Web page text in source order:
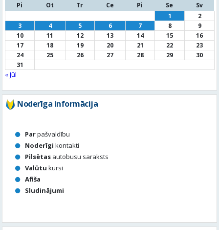
Pi Ot Tr Ce Pi Se
Sv
1
2
3
4 5 6 7 8
9
10
11 12 13 14 15
16
17
18 19 20 21 22
23
24
25 26 27 28 29
30
31
« Jūl
Noderīga informācija
Parpašvaldību
Noderīgi kontakti
Pilsētas autobusu saraksts
Valūtu kursi
Afiša
Sludinājumi